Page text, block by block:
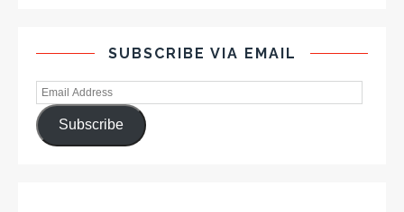
SUBSCRIBE VIA EMAIL
Subscribe